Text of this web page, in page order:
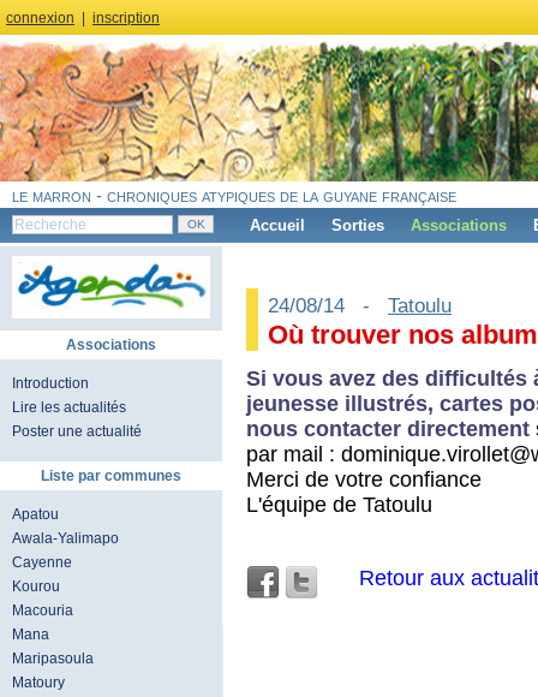
connexion inscription
le marron - chroniques atypiques de la guyane française
Accueil Sorties Associations
Associations
Introduction
Lire les actualités
Poster une actualité
Liste par communes
Apatou
Awala-Yalimapo
Cayenne
Kourou
Macouria
Mana
Maripasoula
Matoury
24/08/14 - Tatoulu
Où trouver nos
Si vous avez des
jeunesse illustrés, cartes
nous contacter directement
par mail :
Merci de votre confiance
L'équipe de Tatoulu
Retour aux